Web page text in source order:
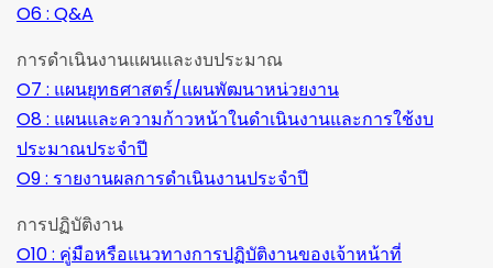
O6 : Q&A
การดำเนินงานแผนและงบประมาณ
O7 : แผนยุทธศาสตร์/แผนพัฒนาหน่วยงาน
O8 : แผนและความก้าวหน้าในดำเนินงานและการใช้งบ
ประมาณประจำปี
O9 : รายงานผลการดำเนินงานประจำปี
การปฏิบัติงาน
O10 : คู่มือหรือแนวทางการปฏิบัติงานของเจ้าหน้าที่